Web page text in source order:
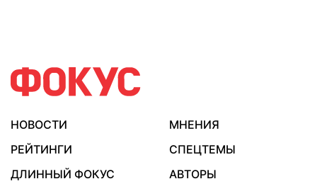
НОВОСТИ
МНЕНИЯ
РЕЙТИНГИ
СПЕЦТЕМЫ
ДЛИННЫЙ ФОКУС
АВТОРЫ